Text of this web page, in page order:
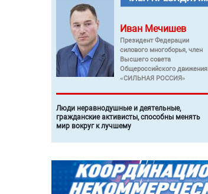
Иван Мечишев
Президент Федерации
силового многоборья, член
Высшего совета
Общероссийского движения
«СИЛЬНАЯ РОССИЯ»
Люди неравнодушные и деятельные,
гражданские активисты, способны менять
мир вокруг к лучшему